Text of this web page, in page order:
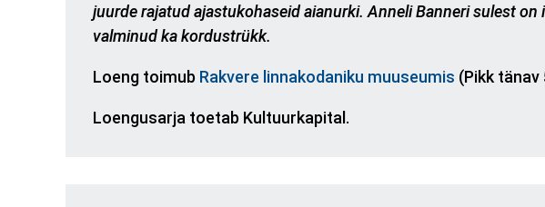
juurde rajatud ajastukohaseid aianurki. Anneli Banneri sulest
valminud ka kordustrükk.
Loeng toimub Rakvere linnakodaniku muuseumis (Pikk tänav
Loengusarja toetab Kultuurkapital.